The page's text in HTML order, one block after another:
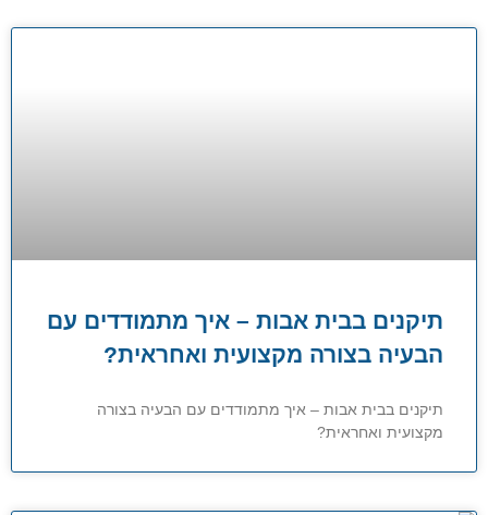
תיקנים בבית אבות – איך מתמודדים עם
הבעיה בצורה מקצועית ואחראית?
תיקנים בבית אבות – איך מתמודדים עם הבעיה בצורה
מקצועית ואחראית?